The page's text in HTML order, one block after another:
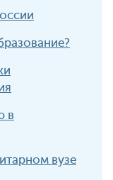
в
вузе